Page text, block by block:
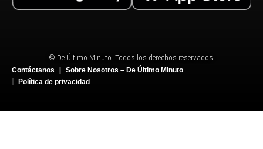
© De Último Minuto. Todos los derechos reservados.
Contáctanos
Sobre Nosotros – De Último Minuto
Política de privacidad